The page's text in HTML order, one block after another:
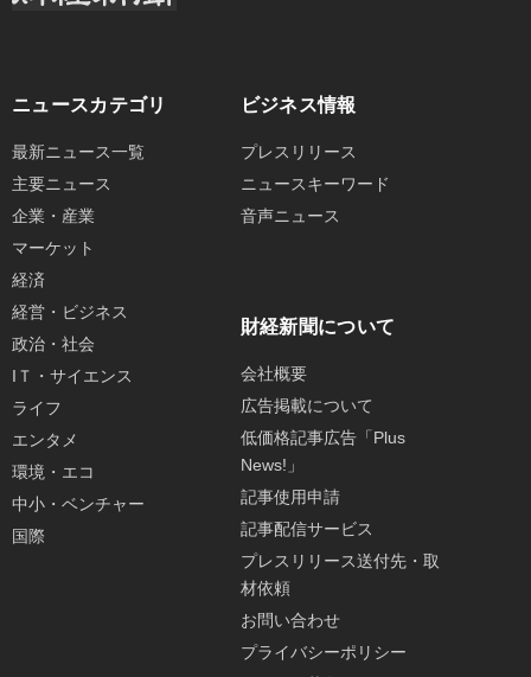
ニュースカテゴリ
最新ニュース一覧
主要ニュース
企業・産業
マーケット
経済
経営・ビジネス
政治・社会
IＴ・サイエンス
ライフ
エンタメ
環境・エコ
中小・ベンチャー
国際
ビジネス情報
プレスリリース
ニュースキーワード
音声ニュース
財経新聞について
会社概要
広告掲載について
低価格記事広告「Plus
News!」
記事使用申請
記事配信サービス
プレスリリース送付先・取
材依頼
お問い合わせ
プライバシーポリシー